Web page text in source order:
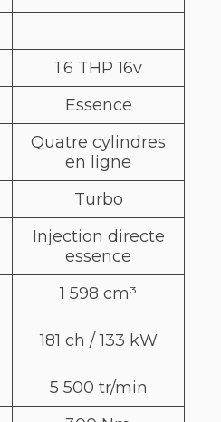
1.6 THP 16v
Essence
Quatre cylindres
en ligne
Turbo
Injection directe
essence
1 598 cm³
181 ch / 133 kW
5 500 tr/min